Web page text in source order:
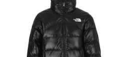
Vêtement légendaire, la veste Nuptse vous
enveloppe de sa chaleur depuis 1992 et aucun
autre modèle [...]